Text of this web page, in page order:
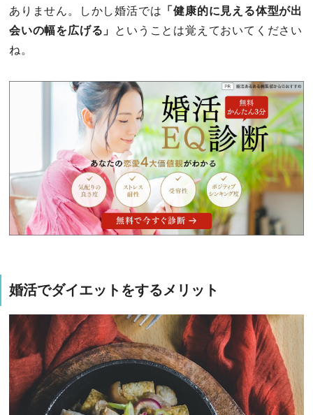
ありません。しかし婚活では 「健康的に見える体型が出
会いの幅を広げる」 ということは覚えておいてください
ね。
婚活でダイエットをするメリット